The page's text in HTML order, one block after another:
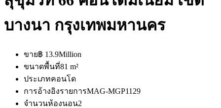
บางนา กรุงเทพมหานคร
ขาย฿ 13.9Million
ขนาดพื้นที่81 m²
ประเภทคอนโด
การอ้างอิงรายการMAG-MGP1129
จำนวนห้องนอน2